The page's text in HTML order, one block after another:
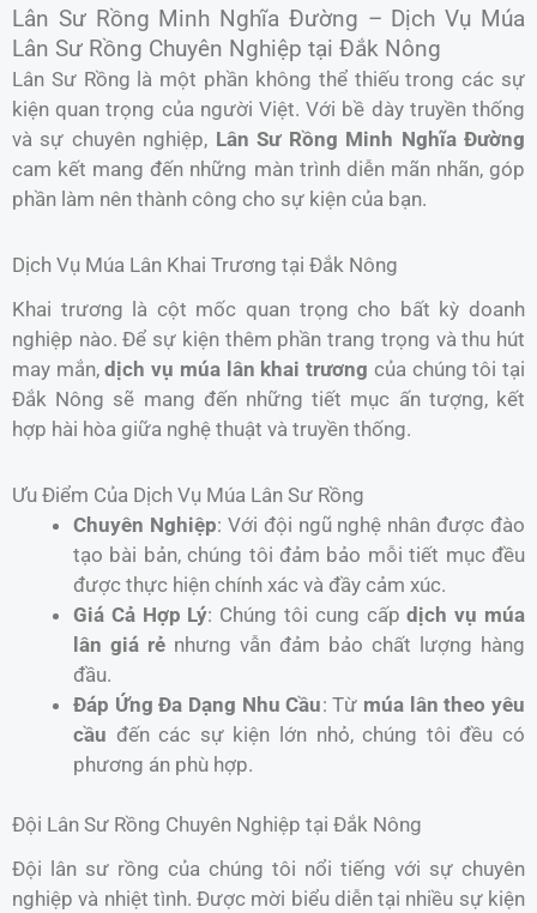
Lân Sư Rồng Minh Nghĩa Đường – Dịch Vụ Múa
Lân Sư Rồng Chuyên Nghiệp tại Đắk Nông
Lân Sư Rồng là một phần không thể thiếu trong các sự
kiện quan trọng của người Việt. Với bề dày truyền thống
và sự chuyên nghiệp, Lân Sư Rồng Minh Nghĩa Đường
cam kết mang đến những màn trình diễn mãn nhãn, góp
phần làm nên thành công cho sự kiện của bạn.
Dịch Vụ Múa Lân Khai Trương tại Đắk Nông
Khai trương là cột mốc quan trọng cho bất kỳ doanh
nghiệp nào. Để sự kiện thêm phần trang trọng và thu hút
may mắn,dịch vụ múa lân khai trương của chúng tôi tại
Đắk Nông sẽ mang đến những tiết mục ấn tượng, kết
hợp hài hòa giữa nghệ thuật và truyền thống.
Ưu Điểm Của Dịch Vụ Múa Lân Sư Rồng
Chuyên Nghiệp: Với đội ngũ nghệ nhân được đào
tạo bài bản, chúng tôi đảm bảo mỗi tiết mục đều
được thực hiện chính xác và đầy cảm xúc.
Giá Cả Hợp Lý: Chúng tôi cung cấpdịch vụ múa
lân giá rẻ nhưng vẫn đảm bảo chất lượng hàng
đầu.
Đáp Ứng Đa Dạng Nhu Cầu: Từ múa lân theo yêu
cầu đến các sự kiện lớn nhỏ, chúng tôi đều có
phương án phù hợp.
Đội Lân Sư Rồng Chuyên Nghiệp tại Đắk Nông
Đội lân sư rồng của chúng tôi nổi tiếng với sự chuyên
nghiệp và nhiệt tình. Được mời biểu diễn tại nhiều sự kiện